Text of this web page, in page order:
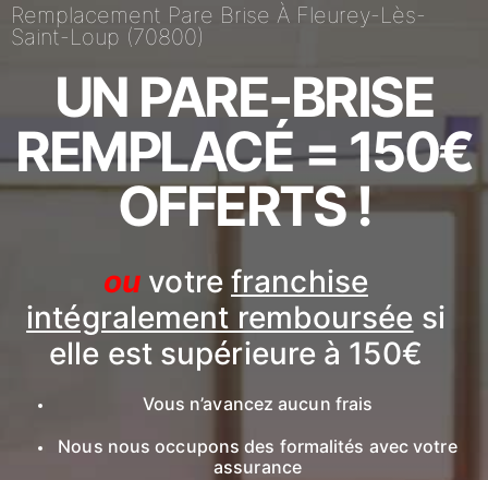
Remplacement Pare Brise À Fleurey-Lès-
Saint-Loup (70800)
UN PARE-BRISE
REMPLACÉ = 150€
OFFERTS !
ou votre franchise
intégralement remboursée si
elle est supérieure à 150€
Vous n’avancez aucun frais
Nous nous occupons des formalités avec votre
assurance